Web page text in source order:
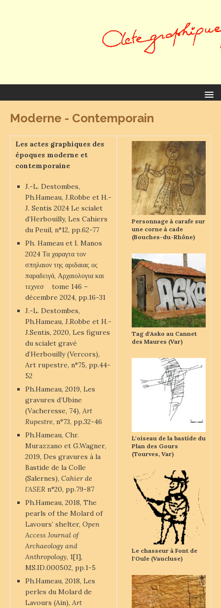
Moderne - Contemporain
Les actes graphiques des
époques moderne et
contemporaine
J.-L. Destombes,
Ph.Hameau, J.Robbe et H.-
J. Sentis 2024 Le scialet
d’Herbouilly, Les Cahiers
du Peuil, n°12, pp.62-77
Ph. Hameau et I. Manos
2024 Τα χαραγτα τον
σπηλαιον της αριδαιας ος
παραδειγά, Αρχαιολογια και
τεχνεσ tome 146 –
décembre 2024, pp.16-31
J.-L. Destombes,
Ph.Hameau, J.Robbe et H.-
J.Sentis, 2020, Les figures
du scialet gravé
d’Herbouilly (Vercors),
Art rupestre, n°75, pp.44-
52
Ph.Hameau, 2019, Les
gravures d’Ubine
(Vacheresse, 74), Art
Rupestre, n°73, pp.32-46
Ph.Hameau, Chr.
Murazzano et G.Wagner,
2019, Des gravures à la
Bastide de la Colle
(Salernes), Cahier de
l’ASER n°20, pp.79-87
Ph.Hameau, 2018, The
pearls of the Molard of
Lavours’ shelter, Open
Access Journal of
Archaeology and
Anthropology, 1[1],
MS.ID.000502, pp.1-5
Ph.Hameau, 2018, Les
perles du Molard de
Lavours (Ain), Art
Personnage à carafe sur
une corne à cade
(Bouches-du-Rhône)
Tag d'Asko au Cannet
des Maures (Var)
L'oiseau de la bastide du
Plan des Gours
(Tourves, Var)
Le chasseur à Font de
l'Oule (Vaucluse)